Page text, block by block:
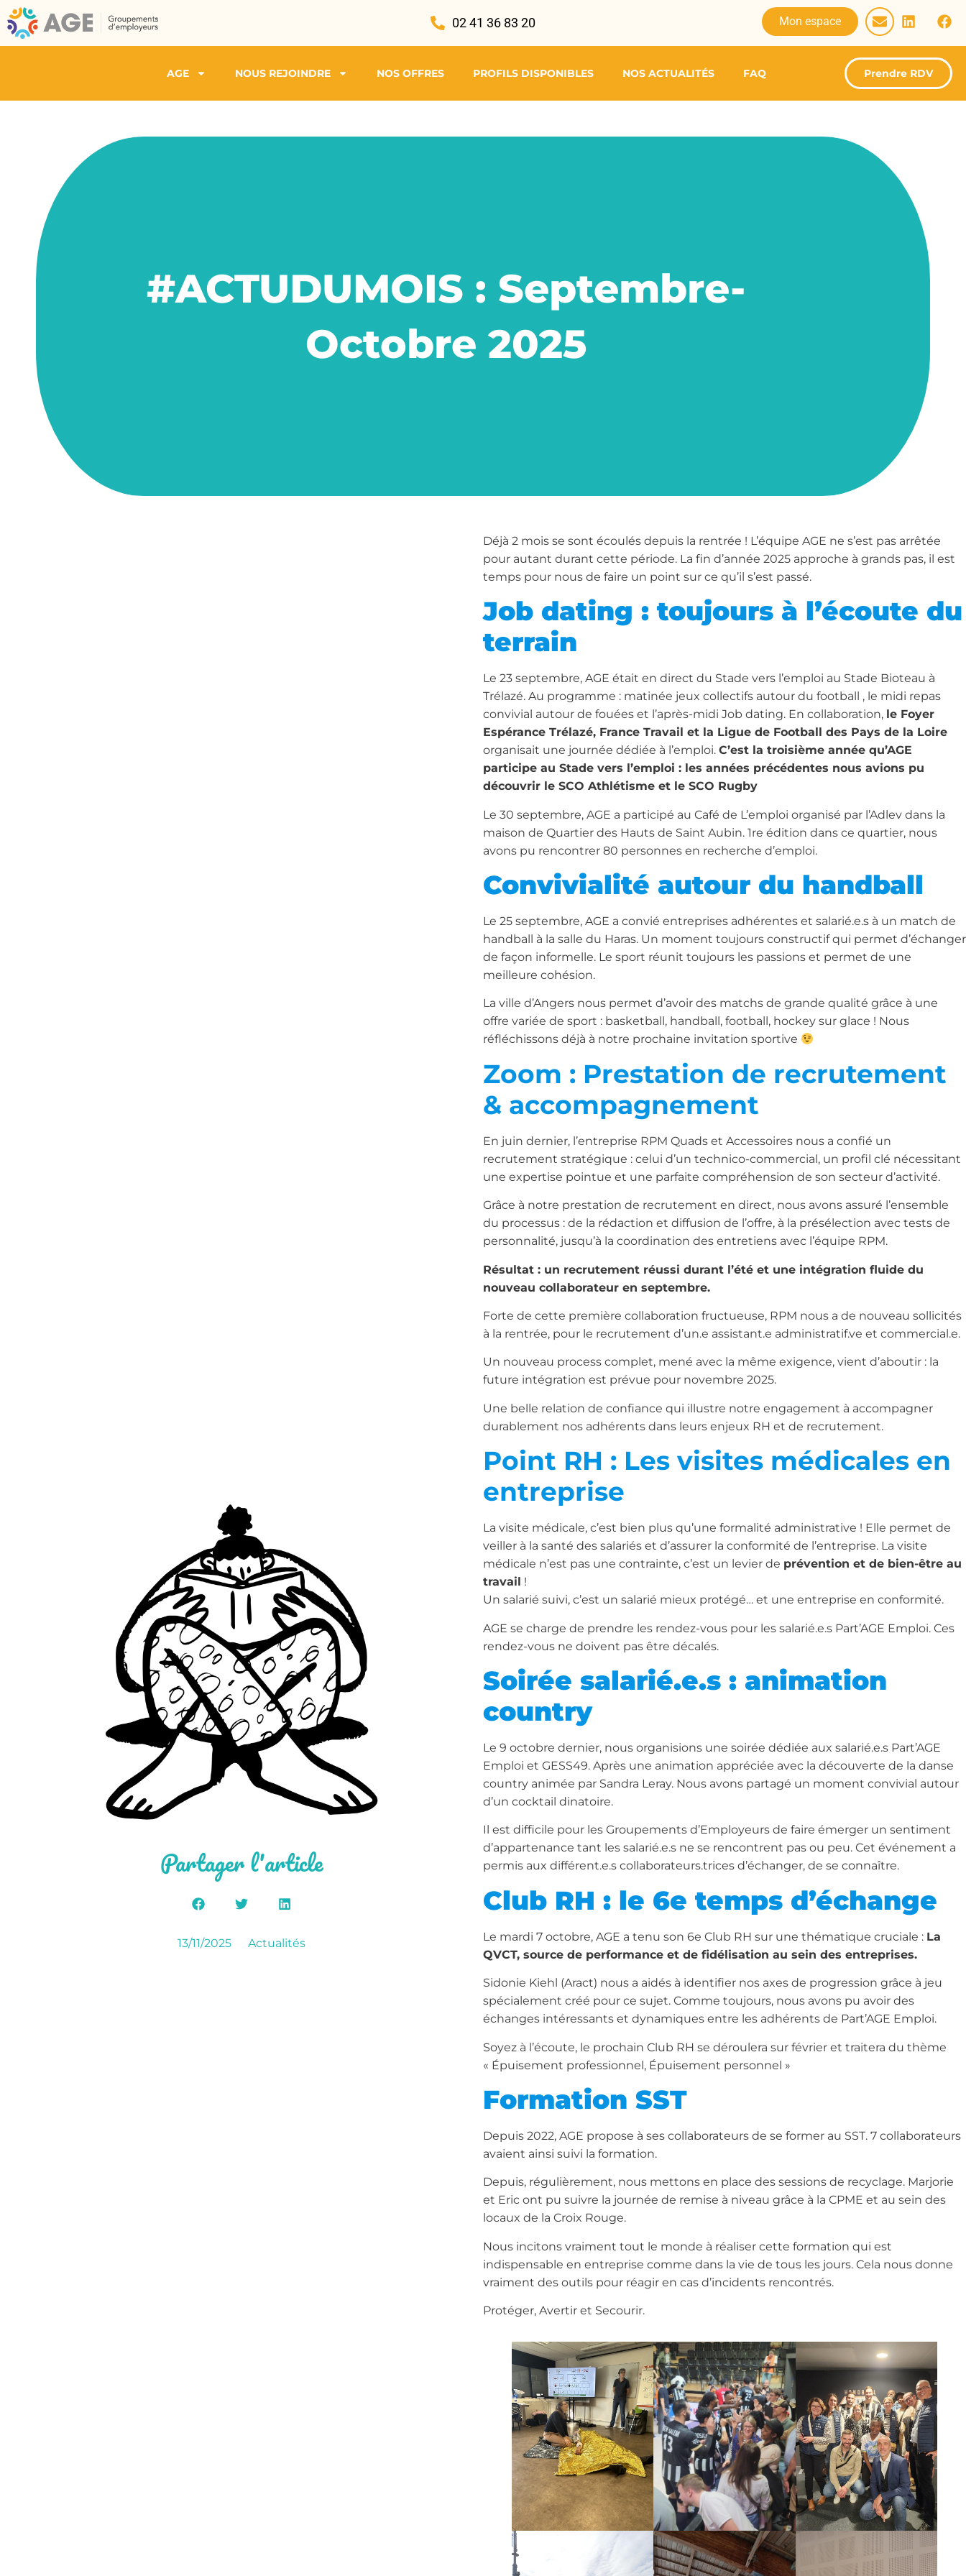
02 41 36 83 20 Mon espace
AGE NOUS REJOINDRE NOS OFFRES PROFILS DISPONIBLES NOS ACTUALITÉS FAQ Prendre RDV
#ACTUDUMOIS : Septembre-
Octobre 2025
Partager l'article
13/11/2025 Actualités
Déjà 2 mois se sont écoulés depuis la rentrée ! L’équipe AGE ne s’est pas arrêtée
pour autant durant cette période. La fin d’année 2025 approche à grands pas, il est
temps pour nous de faire un point sur ce qu’il s’est passé.
Job dating : toujours à l’écoute du
terrain
Le 23 septembre, AGE était en direct du Stade vers l’emploi au Stade Bioteau à
Trélazé. Au programme : matinée jeux collectifs autour du football , le midi repas
convivial autour de fouées et l’après-midi Job dating. En collaboration, le Foyer
Espérance Trélazé, France Travail et la Ligue de Football des Pays de la Loire
organisait une journée dédiée à l’emploi. C’est la troisième année qu’AGE
participe au Stade vers l’emploi : les années précédentes nous avions pu
découvrir le SCO Athlétisme et le SCO Rugby
Le 30 septembre, AGE a participé au Café de L’emploi organisé par l’Adlev dans la
maison de Quartier des Hauts de Saint Aubin. 1re édition dans ce quartier, nous
avons pu rencontrer 80 personnes en recherche d’emploi.
Convivialité autour du handball
Le 25 septembre, AGE a convié entreprises adhérentes et salarié.e.s à un match de
handball à la salle du Haras. Un moment toujours constructif qui permet d’échanger
de façon informelle. Le sport réunit toujours les passions et permet de une
meilleure cohésion.
La ville d’Angers nous permet d’avoir des matchs de grande qualité grâce à une
offre variée de sport : basketball, handball, football, hockey sur glace ! Nous
réfléchissons déjà à notre prochaine invitation sportive
Zoom : Prestation de recrutement
& accompagnement
En juin dernier, l’entreprise RPM Quads et Accessoires nous a confié un
recrutement stratégique : celui d’un technico-commercial, un profil clé nécessitant
une expertise pointue et une parfaite compréhension de son secteur d’activité.
Grâce à notre prestation de recrutement en direct, nous avons assuré l’ensemble
du processus : de la rédaction et diffusion de l’offre, à la présélection avec tests de
personnalité, jusqu’à la coordination des entretiens avec l’équipe RPM.
Résultat : un recrutement réussi durant l’été et une intégration fluide du
nouveau collaborateur en septembre.
Forte de cette première collaboration fructueuse, RPM nous a de nouveau sollicités
à la rentrée, pour le recrutement d’un.e assistant.e administratif.ve et commercial.e.
Un nouveau process complet, mené avec la même exigence, vient d’aboutir : la
future intégration est prévue pour novembre 2025.
Une belle relation de confiance qui illustre notre engagement à accompagner
durablement nos adhérents dans leurs enjeux RH et de recrutement.
Point RH : Les visites médicales en
entreprise
La visite médicale, c’est bien plus qu’une formalité administrative ! Elle permet de
veiller à la santé des salariés et d’assurer la conformité de l’entreprise. La visite
médicale n’est pas une contrainte, c’est un levier de prévention et de bien-être au
travail !
Un salarié suivi, c’est un salarié mieux protégé… et une entreprise en conformité.
AGE se charge de prendre les rendez-vous pour les salarié.e.s Part’AGE Emploi. Ces
rendez-vous ne doivent pas être décalés.
Soirée salarié.e.s : animation
country
Le 9 octobre dernier, nous organisions une soirée dédiée aux salarié.e.s Part’AGE
Emploi et GESS49. Après une animation appréciée avec la découverte de la danse
country animée par Sandra Leray. Nous avons partagé un moment convivial autour
d’un cocktail dinatoire.
Il est difficile pour les Groupements d’Employeurs de faire émerger un sentiment
d’appartenance tant les salarié.e.s ne se rencontrent pas ou peu. Cet événement a
permis aux différent.e.s collaborateurs.trices d’échanger, de se connaître.
Club RH : le 6e temps d’échange
Le mardi 7 octobre, AGE a tenu son 6e Club RH sur une thématique cruciale : La
QVCT, source de performance et de fidélisation au sein des entreprises.
Sidonie Kiehl (Aract) nous a aidés à identifier nos axes de progression grâce à jeu
spécialement créé pour ce sujet. Comme toujours, nous avons pu avoir des
échanges intéressants et dynamiques entre les adhérents de Part’AGE Emploi.
Soyez à l’écoute, le prochain Club RH se déroulera sur février et traitera du thème
« Épuisement professionnel, Épuisement personnel »
Formation SST
Depuis 2022, AGE propose à ses collaborateurs de se former au SST. 7 collaborateurs
avaient ainsi suivi la formation.
Depuis, régulièrement, nous mettons en place des sessions de recyclage. Marjorie
et Eric ont pu suivre la journée de remise à niveau grâce à la CPME et au sein des
locaux de la Croix Rouge.
Nous incitons vraiment tout le monde à réaliser cette formation qui est
indispensable en entreprise comme dans la vie de tous les jours. Cela nous donne
vraiment des outils pour réagir en cas d’incidents rencontrés.
Protéger, Avertir et Secourir.